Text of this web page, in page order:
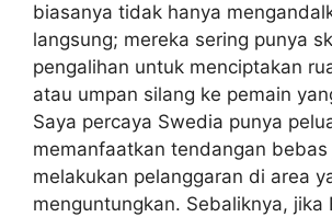
biasanya tidak hanya
langsung; mereka sering punya
pengalihan untuk menciptakan
atau umpan silang ke pemain
Saya percaya Swedia punya
memanfaatkan tendangan bebas
melakukan pelanggaran di area
menguntungkan. Sebaliknya, jika